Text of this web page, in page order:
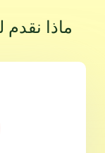
ماذا